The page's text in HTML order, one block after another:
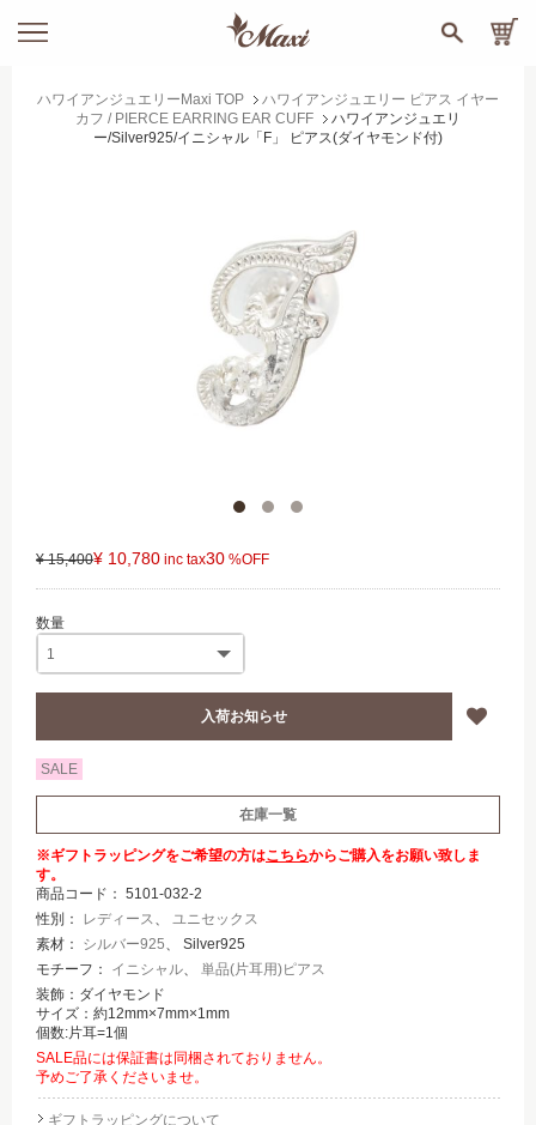
ハワイアンジュエリーMaxi TOP
ハワイアンジュエリー ピアス イヤー
カフ / PIERCE EARRING EAR CUFF
ハワイアンジュエリ
ー/Silver925/イニシャル「F」 ピアス(ダイヤモンド付)
¥ 15,400¥ 10,780 30
SALE
在庫一覧
※ギフトラッピングをご希望の方はこちらからご購入をお願い致しま
す。
商品コード： 5101-032-2
性別：
レディース、 ユニセックス
素材： シルバー925、 Silver925
モチーフ： イニシャル、 単品(片耳用)ピアス
装飾：ダイヤモンド
サイズ：約12mm×7mm×1mm
個数:片耳=1個
SALE品には保証書は同梱されておりません。
予めご了承くださいませ。
ギフトラッピングについて